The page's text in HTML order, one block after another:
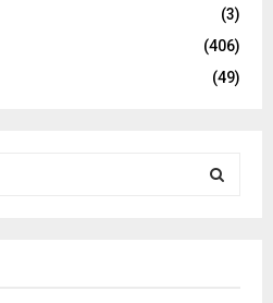
(3)
(406)
(49)